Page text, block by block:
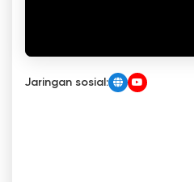
Jaringan sosial: